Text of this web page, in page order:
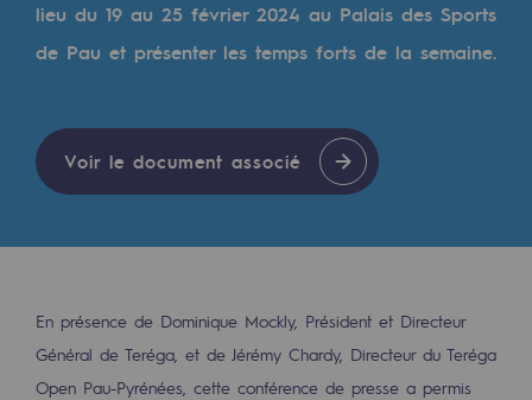
Où nous trouver
Les énergies d'avenir
Pyrogazéification et gazéification
Méthanation
lieu du 19 au 25 février 2024 au Palais des Sports
de Pau et présenter les temps forts de la semaine.
Voir le document associé
En présence de Dominique Mockly, Président et Directeur
Général de Teréga, et de Jérémy Chardy, Directeur du Teréga
Open Pau-Pyrénées, cette conférence de presse a permis